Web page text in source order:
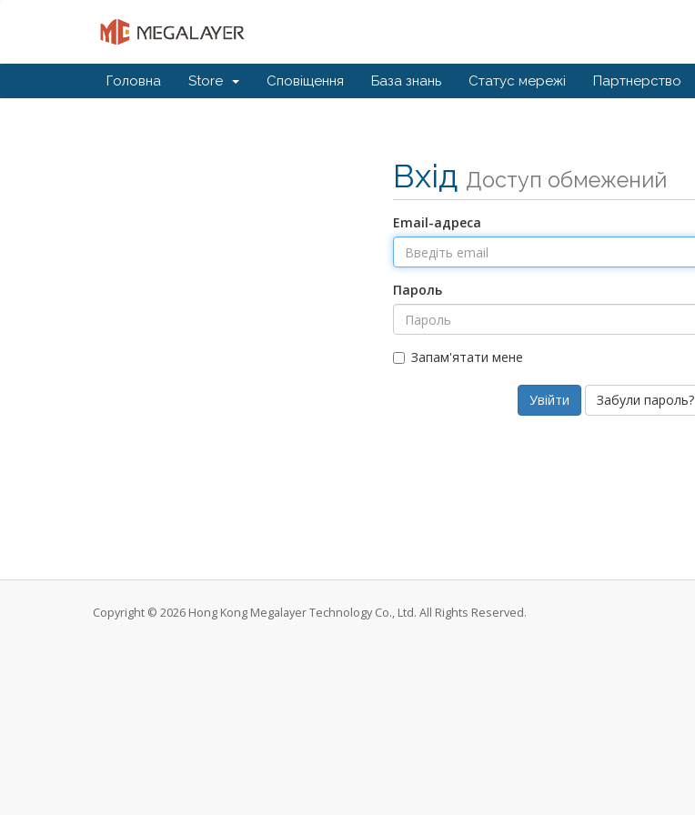
Головна Store Сповіщення База знань Статус мережі Партнерство
Вхід Доступ обмежений
Email-адреса
Пароль
Запам'ятати мене
Забули пароль?
Copyright © 2026 Hong Kong Megalayer Technology Co., Ltd. All Rights Reserved.